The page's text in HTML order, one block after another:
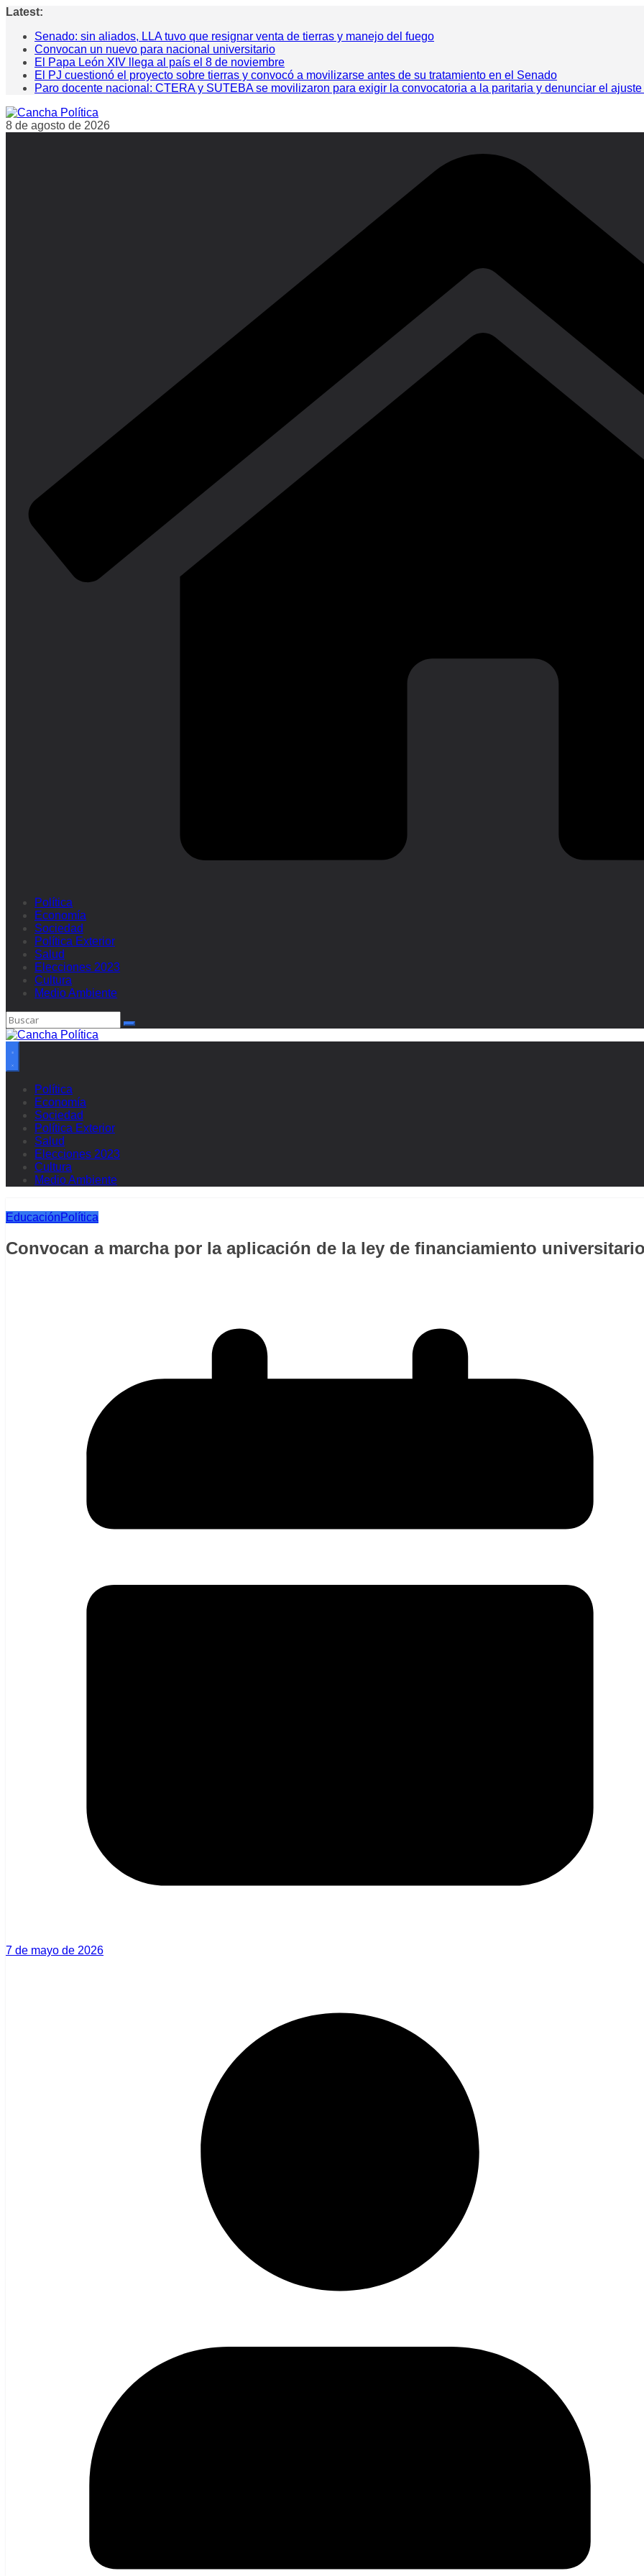
Saltar
contenido
Latest:
Senado: sin aliados, LLA tuvo que resignar venta de tierras y manejo del fuego
Convocan un nuevo para nacional universitario
El Papa León XIV llega al país el 8 de noviembre
El PJ cuestionó el proyecto sobre tierras y convocó a movilizarse antes de su tratamiento en el Senado
Paro docente nacional: CTERA y SUTEBA se movilizaron para exigir la convocatoria a la paritaria y denunciar el
8 de agosto de 2026
Política
Economía
Sociedad
Política Exterior
Salud
Elecciones 2023
Cultura
Medio Ambiente
Política
Economía
Sociedad
Política Exterior
Salud
Elecciones 2023
Cultura
Medio Ambiente
Educación Política
Convocan a marcha por la aplicación de la ley de financiamiento
7 de mayo de 2026